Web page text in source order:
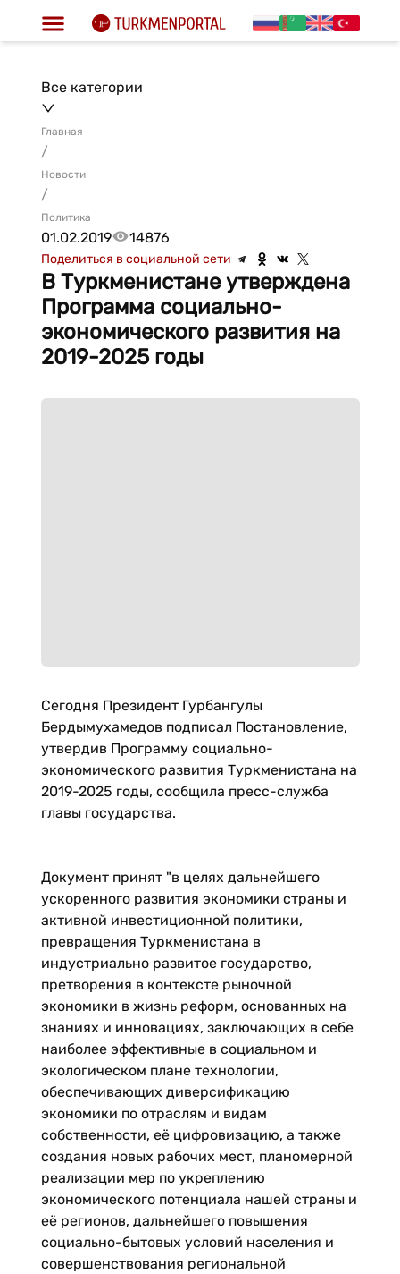
Все категории
Главная
/
Новости
/
Политика
01.02.2019 14876
Поделиться в социальной сети
В Туркменистане утверждена
Программа социально-
экономического развития на
2019-2025 годы
Сегодня Президент Гурбангулы
Бердымухамедов подписал Постановление,
утвердив Программу социально-
экономического развития Туркменистана на
2019-2025 годы, сообщила пресс-служба
главы государства.
Документ принят "в целях дальнейшего
ускоренного развития экономики страны и
активной инвестиционной политики,
превращения Туркменистана в
индустриально развитое государство,
претворения в контексте рыночной
экономики в жизнь реформ, основанных на
знаниях и инновациях, заключающих в себе
наиболее эффективные в социальном и
экологическом плане технологии,
обеспечивающих диверсификацию
экономики по отраслям и видам
собственности, её цифровизацию, а также
создания новых рабочих мест, планомерной
реализации мер по укреплению
экономического потенциала нашей страны и
её регионов, дальнейшего повышения
социально-бытовых условий населения и
совершенствования региональной